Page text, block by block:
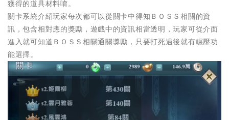
獲得的道具材料唷。
關卡系統介紹玩家每次都可以從關卡中得知ＢＯＳＳ相關的資
訊，包含相對應的獎勵，遊戲中的資訊相當透明，玩家可從介面
進入就可知道ＢＯＳＳ相關通關獎勵，只要打死過後就有輾壓功
能選擇。